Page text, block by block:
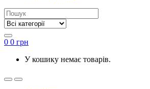
0 0 грн
У кошику немає товарів.